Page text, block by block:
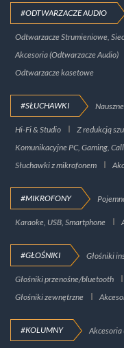
#ODTWARZACZE AUDIO
Odtwarzacze Strumieniowe,
Akcesoria (Odtwarzacze Audio)
Odtwarzacze kasetowe
#SŁUCHAWKI Nauszne
Hi-Fi & Studio Z redukcją
Komunikacyjne PC, Gaming,
Słuchawki z mikrofonem
#MIKROFONY
Karaoke, USB, Smartphone
#GŁOŚNIKI Głośniki
Głośniki przenośne/bluetooth
Głośniki zewnętrzne
#KOLUMNY Akcesoria